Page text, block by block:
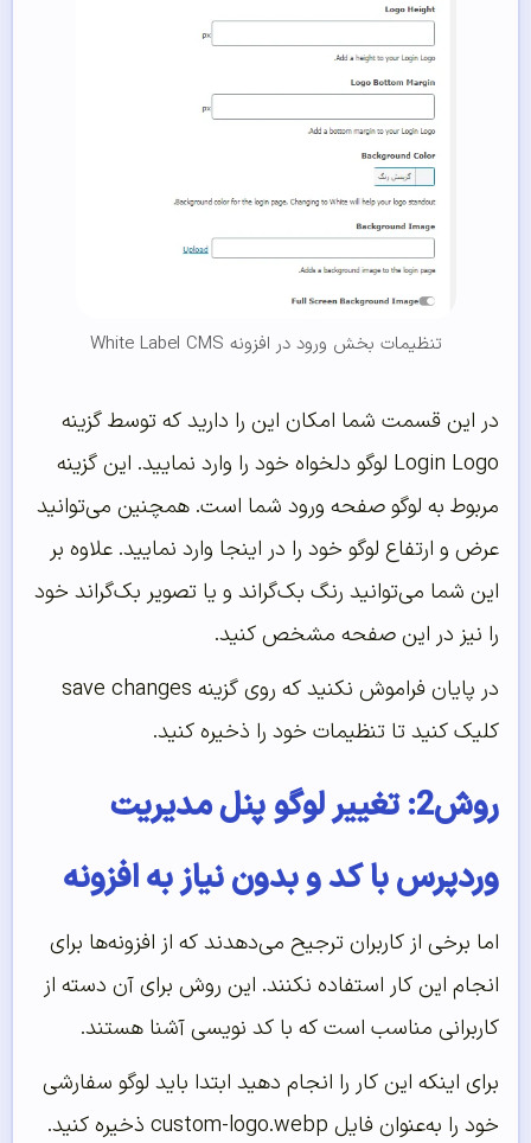
تنظیمات بخش ورود در افزونه White Label CMS
در این قسمت شما امکان این را دارید که توسط گزینه
Login Logo لوگو دلخواه خود را وارد نمایید. این گزینه
مربوط به لوگو صفحه ورود شما است. همچنین می‌توانید
عرض و ارتفاع لوگو خود را در اینجا وارد نمایید. علاوه بر
این شما می‌توانید رنگ بک‌گراند و یا تصویر بک‌گراند خود
را نیز در این صفحه مشخص کنید.
در پایان فراموش نکنید که روی گزینه save changes
کلیک کنید تا تنظیمات خود را ذخیره کنید.
روش2: تغییر لوگو پنل مدیریت
وردپرس با کد و بدون نیاز به افزونه
اما برخی از کاربران ترجیح می‌دهدند که از افزونه‌ها برای
انجام این کار استفاده نکنند. این روش برای آن دسته از
کاربرانی مناسب است که با کد نویسی آشنا هستند.
برای اینکه این کار را انجام دهید ابتدا باید لوگو سفارشی
خود را به‌عنوان فایل custom-logo.webp ذخیره کنید.